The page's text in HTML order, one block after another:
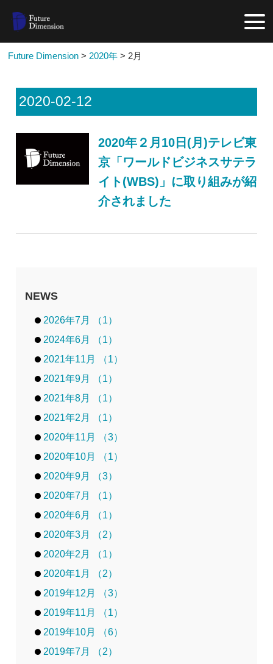
Future Dimension > 2020年 > 2月
2020-02-12
2020年２月10日(月)テレビ東
京「ワールドビジネスサテラ
イト(WBS)」に取り組みが紹
介されました
NEWS
2026年7月 （1）
2024年6月 （1）
2021年11月 （1）
2021年9月 （1）
2021年8月 （1）
2021年2月 （1）
2020年11月 （3）
2020年10月 （1）
2020年9月 （3）
2020年7月 （1）
2020年6月 （1）
2020年3月 （2）
2020年2月 （1）
2020年1月 （2）
2019年12月 （3）
2019年11月 （1）
2019年10月 （6）
2019年7月 （2）